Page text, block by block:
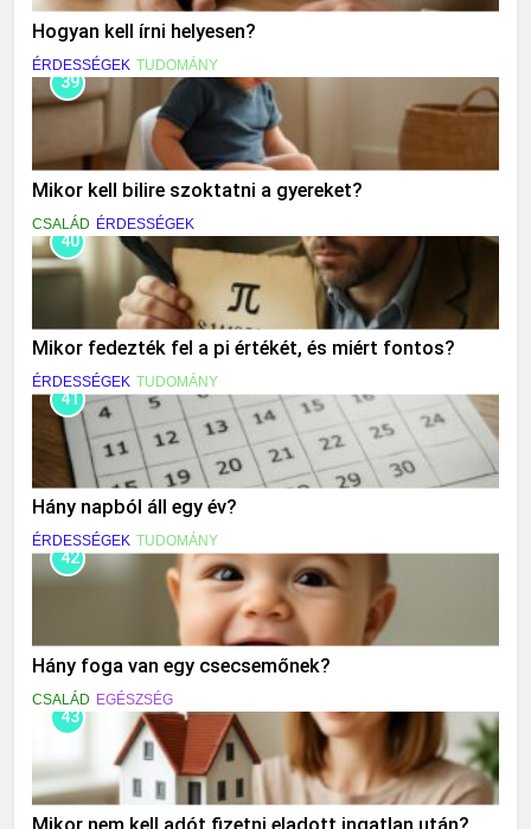
Hogyan kell írni helyesen?
ÉRDESSÉGEK TUDOMÁNY
39
Mikor kell bilire szoktatni a gyereket?
CSALÁD ÉRDESSÉGEK
40
Mikor fedezték fel a pi értékét, és miért fontos?
ÉRDESSÉGEK TUDOMÁNY
41
Hány napból áll egy év?
ÉRDESSÉGEK TUDOMÁNY
42
Hány foga van egy csecsemőnek?
CSALÁD EGÉSZSÉG
43